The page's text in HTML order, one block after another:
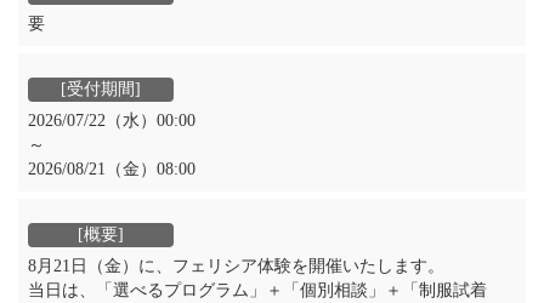
要
2026/07/22（水）00:00
～
2026/08/21（金）08:00
8月21日（金）に、フェリシア体験を開催いたします。
当日は、「選べるプログラム」＋「個別相談」＋「制服試着